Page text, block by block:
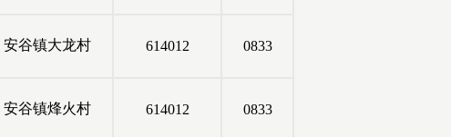
安谷镇大龙村 614012 0833
安谷镇烽火村 614012 0833